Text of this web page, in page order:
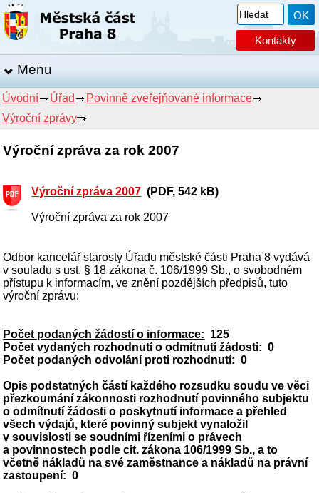
Kontakty
Menu
Úvodní Úřad
Povinně zveřejňované informace
Výroční zprávy
Výroční zpráva za rok 2007
Výroční zpráva 2007 (PDF, 542 kB)
Výroční zpráva za rok 2007
Odbor kancelář starosty Úřadu městské části Praha 8 vydává
v souladu s ust. § 18 zákona č. 106/1999 Sb., o svobodném
přístupu k informacím, ve znění pozdějších předpisů, tuto
výroční zprávu:
Počet podaných žádostí o informace: 125
Počet vydaných rozhodnutí o odmítnutí žádosti: 0
Počet podaných odvolání proti rozhodnutí: 0
Opis podstatných částí každého rozsudku soudu ve věci
přezkoumání zákonnosti rozhodnutí povinného subjektu
o odmítnutí žádosti o poskytnutí informace a přehled
všech výdajů, které povinný subjekt vynaložil
v souvislosti se soudními řízeními o právech
a povinnostech podle cit. zákona 106/1999 Sb., a to
včetně nákladů na své zaměstnance a nákladů na právní
zastoupení: 0